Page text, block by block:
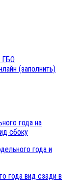
ГБО
(заполнить)
года и